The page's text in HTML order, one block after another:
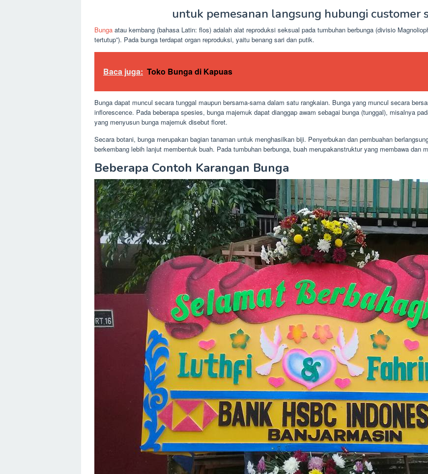
untuk pemesanan langsung hubungi customer
Bunga atau kembang (bahasa Latin: flos) adalah alat reproduksi seksual pada tumbuhan berbunga (divisio
tertutup”). Pada bunga terdapat organ reproduksi, yaitu benang sari dan putik.
Baca juga: Toko Bunga di Kapuas
Bunga dapat muncul secara tunggal maupun bersama-sama dalam satu rangkaian. Bunga yang muncul secara
inflorescence. Pada beberapa spesies, bunga majemuk dapat dianggap awam sebagai bunga (tunggal), misalnya
yang menyusun bunga majemuk disebut floret.
Secara botani, bunga merupakan bagian tanaman untuk menghasilkan biji. Penyerbukan dan pembuahan
berkembang lebih lanjut membentuk buah. Pada tumbuhan berbunga, buah merupakanstruktur yang membawa dan
Beberapa Contoh Karangan Bunga